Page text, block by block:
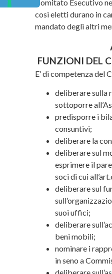
Comitato Esecutivo
così eletti durano in
mandato degli altri
FUNZIONI DEL
E’ di competenza del
deliberare sulla
sottoporre
predisporre i
consuntivi;
deliberare la
deliberare sul
esprimere il
soci di cui
deliberare sul
suoi uffici;
deliberare
beni mobili;
nominare i
in seno a